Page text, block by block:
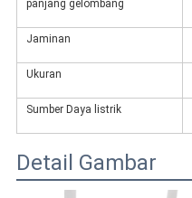
panjang gelombang
Jaminan
Ukuran
Sumber Daya listrik
Detail Gambar